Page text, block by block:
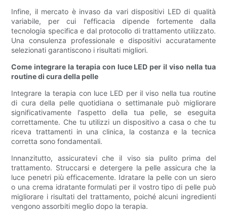
Infine, il mercato è invaso da vari dispositivi LED di qualità
variabile, per cui l'efficacia dipende fortemente dalla
tecnologia specifica e dal protocollo di trattamento utilizzato.
Una consulenza professionale e dispositivi accuratamente
selezionati garantiscono i risultati migliori.
Come integrare la terapia con luce LED per il viso nella tua
routine di cura della pelle
Integrare la terapia con luce LED per il viso nella tua routine
di cura della pelle quotidiana o settimanale può migliorare
significativamente l'aspetto della tua pelle, se eseguita
correttamente. Che tu utilizzi un dispositivo a casa o che tu
riceva trattamenti in una clinica, la costanza e la tecnica
corretta sono fondamentali.
Innanzitutto, assicuratevi che il viso sia pulito prima del
trattamento. Struccarsi e detergere la pelle assicura che la
luce penetri più efficacemente. Idratare la pelle con un siero
o una crema idratante formulati per il vostro tipo di pelle può
migliorare i risultati del trattamento, poiché alcuni ingredienti
vengono assorbiti meglio dopo la terapia.